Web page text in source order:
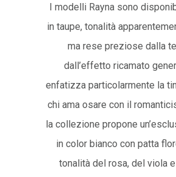
I modelli Rayna sono
in taupe, tonalità
ma rese preziose dalla
dall’effetto ricamato
enfatizza particolarmente la
chi ama osare con il
la collezione propone
in color bianco con patta
tonalità del rosa, del viola